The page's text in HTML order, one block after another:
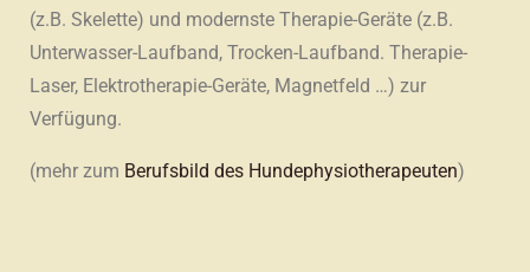
(z.B. Skelette) und modernste Therapie-Geräte (z.B.
Unterwasser-Laufband, Trocken-Laufband. Therapie-
Laser, Elektrotherapie-Geräte, Magnetfeld …) zur
Verfügung.
(mehr zum Berufsbild des Hundephysiotherapeuten)